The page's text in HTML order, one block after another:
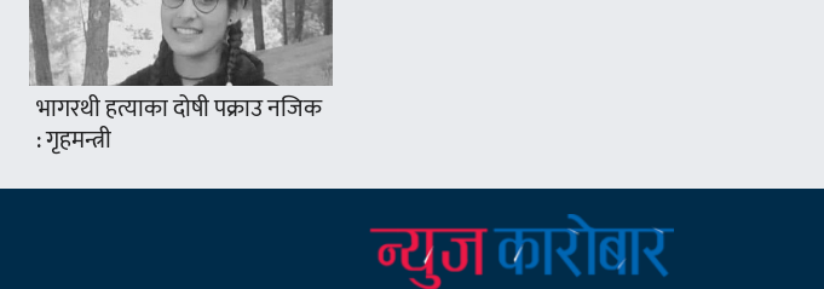
भागरथी हत्याका दोषी पक्राउ नजिक
: गृहमन्त्री